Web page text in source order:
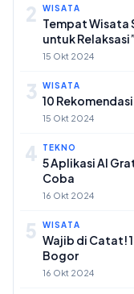
2 WISATA
Tempat Wisata
untuk Relaksasi”
15 Okt 2024
3 WISATA
10
15 Okt 2024
4 TEKNO
5 Aplikasi AI
Coba
16 Okt 2024
5 WISATA
Wajib di Catat!
Bogor
16 Okt 2024